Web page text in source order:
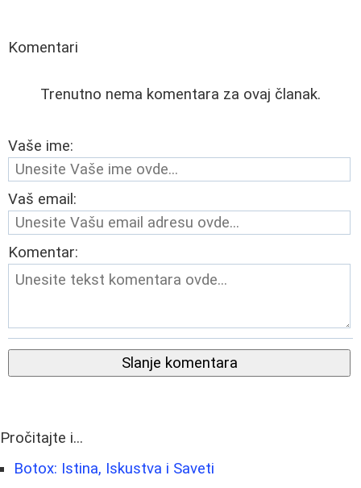
Komentari
Trenutno nema komentara za ovaj članak.
Vaše ime:
Vaš email:
Komentar:
Slanje komentara
Pročitajte i...
Botox: Istina, Iskustva i Saveti